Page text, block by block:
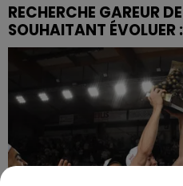
RECHERCHE GAREUR
SOUHAITANT ÉVOLUER